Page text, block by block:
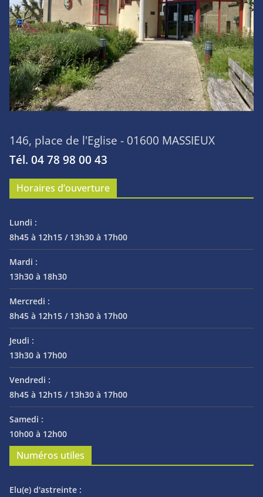
146, place de l'Eglise - 01600 MASSIEUX
Tél. 04 78 98 00 43
Horaires d’ouverture
Lundi :
8h45 à 12h15 / 13h30 à 17h00
Mardi :
13h30 à 18h30
Mercredi :
8h45 à 12h15 / 13h30 à 17h00
Jeudi :
13h30 à 17h00
Vendredi :
8h45 à 12h15 / 13h30 à 17h00
Samedi :
10h00 à 12h00
Numéros utiles
Elu(e) d'astreinte :